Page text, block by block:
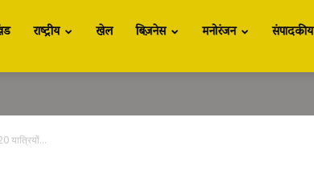
राष्ट्रीय खेल बिज़नेस मनोरंजन संपादकीय
यात्रियों...